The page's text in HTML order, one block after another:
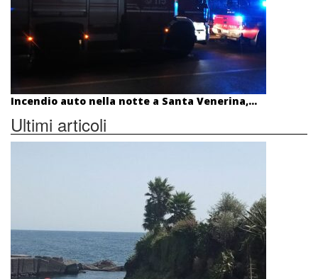
Incendio auto nella notte a Santa Venerina,...
Ultimi articoli